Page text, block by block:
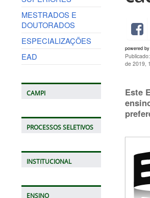
MESTRADOS E
DOUTORADOS
ESPECIALIZAÇÕES
EAD
CAMPI
PROCESSOS SELETIVOS
INSTITUCIONAL
ENSINO
powered by
de 2019,
Este